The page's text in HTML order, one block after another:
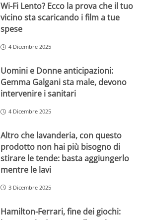
Wi-Fi Lento? Ecco la prova che il tuo
vicino sta scaricando i film a tue
spese
4 Dicembre 2025
Uomini e Donne anticipazioni:
Gemma Galgani sta male, devono
intervenire i sanitari
4 Dicembre 2025
Altro che lavanderia, con questo
prodotto non hai più bisogno di
stirare le tende: basta aggiungerlo
mentre le lavi
3 Dicembre 2025
Hamilton-Ferrari, fine dei giochi: